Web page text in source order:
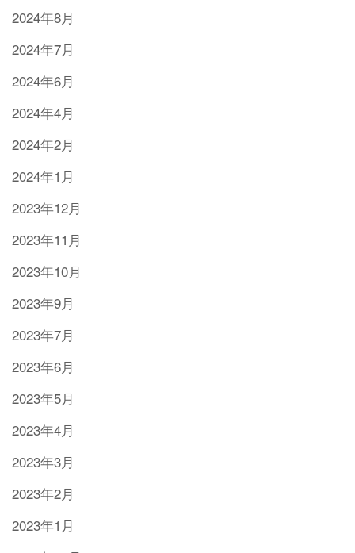
2024年8月
2024年7月
2024年6月
2024年4月
2024年2月
2024年1月
2023年12月
2023年11月
2023年10月
2023年9月
2023年7月
2023年6月
2023年5月
2023年4月
2023年3月
2023年2月
2023年1月